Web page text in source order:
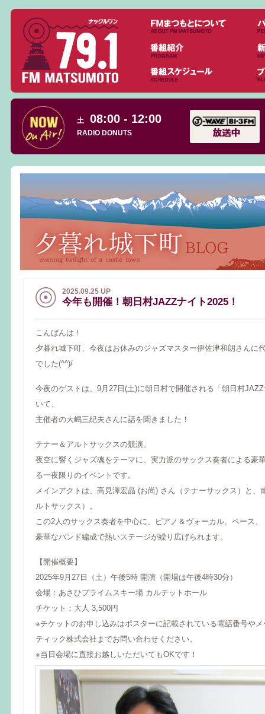
土 08:00 - 12:00
RADIO DONUTS
2025.09.25 UP
今年も開催！朝日村JAZZナイト2025！
こんばんは！
夕暮れ城下町、今夜はお休みのジャズマスター伊佐津和朗さんに
でした(^^)/
今夜のゲストは、9月27日(土)に朝日村で開催される「朝日村
いて、
主催者の大嶋三紀夫さんに話を聞きました！
テナー＆アルトサックスの競演。
夜空に響くジャズ魂をテーマに、実力派のサックス奏者による豪
る一夜限りのイベントです。
メインアクトは、高見澤宏晶 (お尚) さん（テナーサックス）と、
ルトサックス）。
この2人のサックス奏者を中心に、ピアノ＆ヴォーカル、ベース
豪華なバンド編成で熱いステージが繰り広げられます。
【開催概要】
2025年9月27日（土）午後5時 開演（開場は午後4時30分）
会場：あさひプライムスキー場 カルテットホール
チケット：大人 3,500円
※チケットのお申し込みはポスターに記載されている電話番号や
ティック株式会社までお問い合わせください。
※当日会場に直接お越しいただいてもOKです！